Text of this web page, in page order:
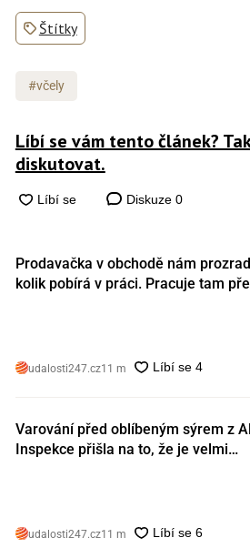
Štítky
#včely
Líbí se vám tento článek?
diskutovat.
Diskuze 0
Prodavačka v obchodě nám
kolik pobírá v práci. Pracuje tam
udalosti247.cz11 m
Varování před oblíbeným sýrem z
Inspekce přišla na to, že je velmi
udalosti247.cz11 m